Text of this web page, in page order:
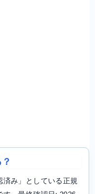
み」としている正規